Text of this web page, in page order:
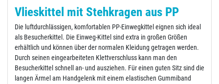
Vlieskittel mit Stehkragen aus PP
Die luftdurchlässigen, komfortablen PP-Einwegkittel eignen sich ideal
als Besucherkittel. Die Einweg-Kittel sind extra in großen Größen
erhältlich und können über der normalen Kleidung getragen werden.
Durch seinen eingearbeiteten Klettverschluss kann man den
Besucherkittel schnell an- und ausziehen. Für einen guten Sitz sind die
langen Ärmel am Handgelenk mit einem elastischen Gummiband